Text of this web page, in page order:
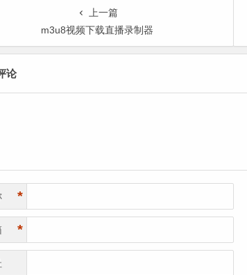
上一篇
m3u8视频下载直播录制器
论
*
*